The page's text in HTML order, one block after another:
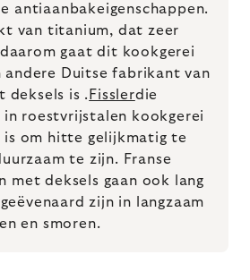
antiaanbakeigenschappen.
van titanium, dat zeer
gaat dit kookgerei
andere Duitse fabrikant van
deksels is . Fisslerdie
in roestvrijstalen kookgerei
om hitte gelijkmatig te
te zijn. Franse
met deksels gaan ook lang
zijn in langzaam
en smoren.